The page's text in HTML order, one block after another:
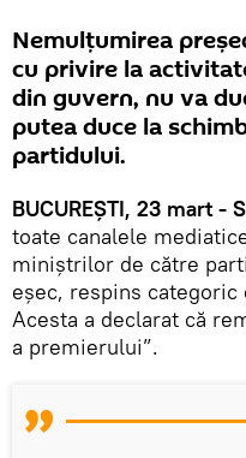
Nemulțumirea
cu privire la
din guvern, nu va
putea duce la
partidului.
BUCUREȘTI, 23 mart -
toate canalele
miniștrilor de către
eșec, respins
Acesta a declarat că
a premierului”.